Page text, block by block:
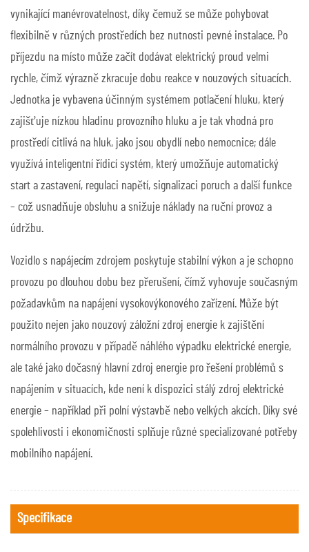
vynikající manévrovatelnost, díky čemuž se může pohybovat
flexibilně v různých prostředích bez nutnosti pevné instalace. Po
příjezdu na místo může začít dodávat elektrický proud velmi
rychle, čímž výrazně zkracuje dobu reakce v nouzových situacích.
Jednotka je vybavena účinným systémem potlačení hluku, který
zajišťuje nízkou hladinu provozního hluku a je tak vhodná pro
prostředí citlivá na hluk, jako jsou obydlí nebo nemocnice; dále
využívá inteligentní řídicí systém, který umožňuje automatický
start a zastavení, regulaci napětí, signalizaci poruch a další funkce
– což usnadňuje obsluhu a snižuje náklady na ruční provoz a
údržbu.
Vozidlo s napájecím zdrojem poskytuje stabilní výkon a je schopno
provozu po dlouhou dobu bez přerušení, čímž vyhovuje současným
požadavkům na napájení vysokovýkonového zařízení. Může být
použito nejen jako nouzový záložní zdroj energie k zajištění
normálního provozu v případě náhlého výpadku elektrické energie,
ale také jako dočasný hlavní zdroj energie pro řešení problémů s
napájením v situacích, kde není k dispozici stálý zdroj elektrické
energie – například při polní výstavbě nebo velkých akcích. Díky své
spolehlivosti i ekonomičnosti splňuje různé specializované potřeby
mobilního napájení.
Specifikace